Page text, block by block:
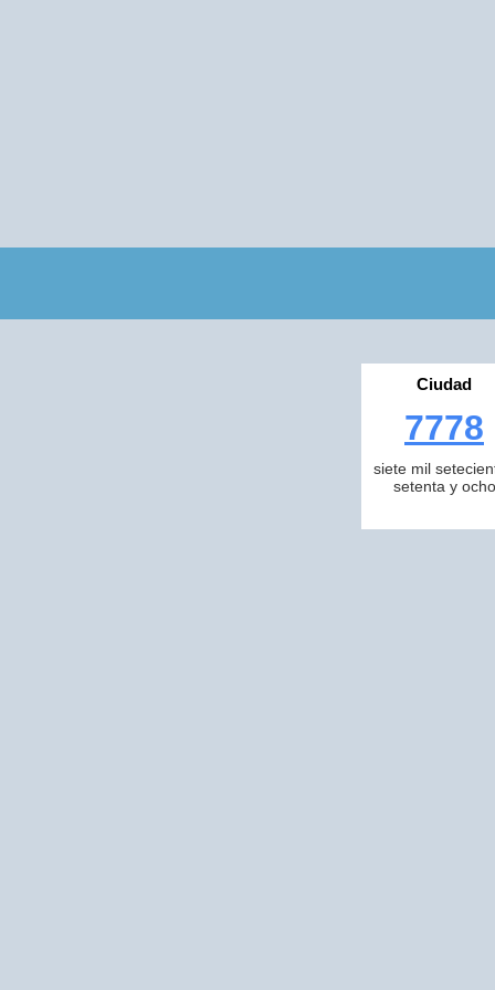
Ciudad
7778
siete mil
setenta y ocho